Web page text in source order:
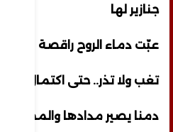
جنازير لها
عبّت دماء الروح راقصة
تغب ولا تذر.. حتى اكتمال
دمنا يصير مدادها والمحبرة